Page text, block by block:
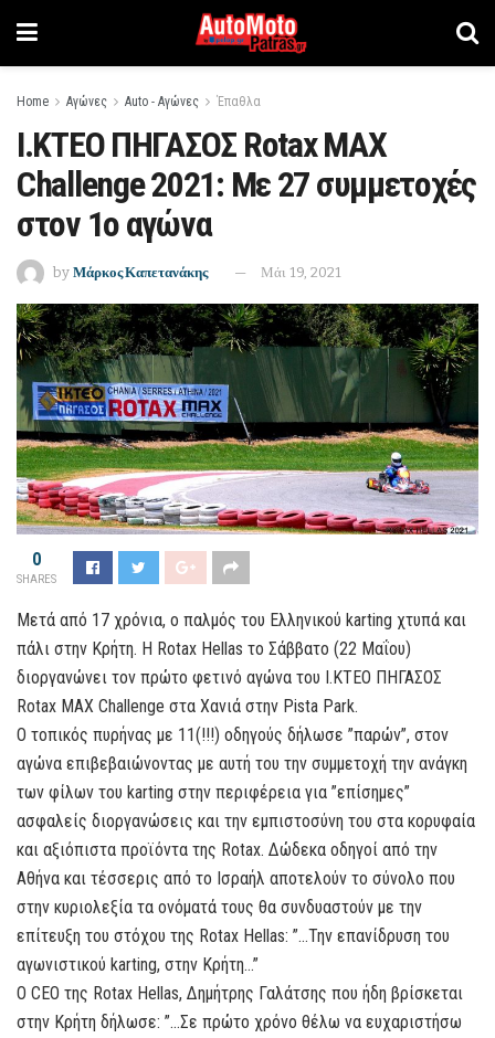
Home Αγώνες Auto - Αγώνες Έπαθλα
I.KTEO ΠΗΓΑΣΟΣ Rotax MAX
Challenge 2021: Με 27 συμμετοχές
στον 1ο αγώνα
by Μάρκος Καπετανάκης Μάι 19, 2021
0
SHARES
Μετά από 17 χρόνια, ο παλμός του Ελληνικού karting χτυπά και
πάλι στην Κρήτη. Η Rotax Hellas το Σάββατο (22 Μαΐου)
διοργανώνει τον πρώτο φετινό αγώνα του I.KTEO ΠΗΓΑΣΟΣ
Rotax MAX Challenge στα Χανιά στην Pista Park.
Ο τοπικός πυρήνας με 11(!!!) οδηγούς δήλωσε ”παρών”, στον
αγώνα επιβεβαιώνοντας με αυτή του την συμμετοχή την ανάγκη
των φίλων του karting στην περιφέρεια για ”επίσημες”
ασφαλείς διοργανώσεις και την εμπιστοσύνη του στα κορυφαία
και αξιόπιστα προϊόντα της Rotax. Δώδεκα οδηγοί από την
Αθήνα και τέσσερις από το Ισραήλ αποτελούν το σύνολο που
στην κυριολεξία τα ονόματά τους θα συνδυαστούν με την
επίτευξη του στόχου της Rotax Hellas: ”…Την επανίδρυση του
αγωνιστικού karting, στην Κρήτη…”
Ο CEO της Rotax Hellas, Δημήτρης Γαλάτσης που ήδη βρίσκεται
στην Κρήτη δήλωσε: ”…Σε πρώτο χρόνο θέλω να ευχαριστήσω